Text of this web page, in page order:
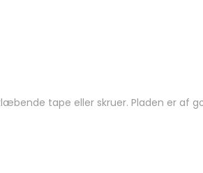
tape eller skruer. Pladen er af